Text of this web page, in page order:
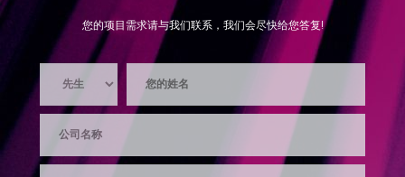
您的项目需求请与我们联系，我们会尽快给您答复!